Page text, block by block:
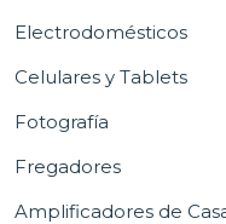
Electrodomésticos
Celulares y Tablets
Fotografía
Fregadores
Amplificadores de